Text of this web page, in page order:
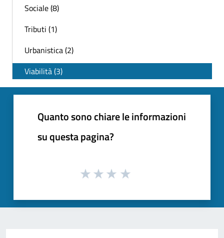
Sociale (8)
Tributi (1)
Urbanistica (2)
Viabilità (3)
Quanto sono chiare le informazioni
su questa pagina?